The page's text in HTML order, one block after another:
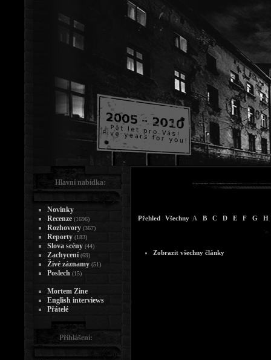
Přehled Všechny A B C D E F G H
Zobrazit všechny články
Hlavní nabídka:
Novinky
Recenze (1696)
Rozhovory (367)
Reporty (183)
Slova scény (44)
Zachycení (69)
Živé záznamy (51)
Poslech (15)
Mortem Zine
English interviews
Přátelé
Přihlášení: